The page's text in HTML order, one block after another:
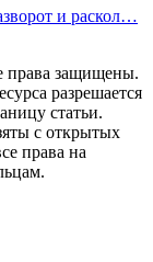
и раскол…
права защищены.
разрешается
статьи.
с открытых
права на